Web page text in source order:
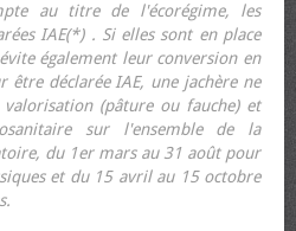
au titre de l'écorégime, les
IAE(*) . Si elles sont en place
également leur conversion en
être déclarée IAE, une jachère ne
(pâture ou fauche) et
sur l'ensemble de la
du 1er mars au 31 août pour
et du 15 avril au 15 octobre